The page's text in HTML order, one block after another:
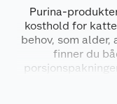
Purina-
kosthold for
behov, som
finner du
laget for å gi
servering i